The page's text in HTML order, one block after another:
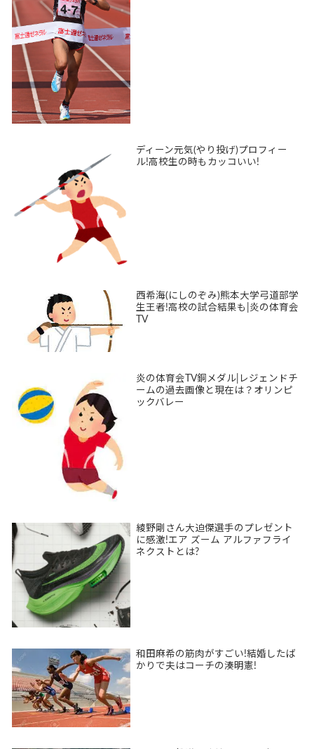
ディーン元気(やり投げ)プロフィー
ル!高校生の時もカッコいい!
西希海(にしのぞみ)熊本大学弓道部学
生王者!高校の試合結果も|炎の体育会
TV
炎の体育会TV銅メダル|レジェンドチ
ームの過去画像と現在は？オリンピ
ックバレー
綾野剛さん大迫傑選手のプレゼント
に感激!エア ズーム アルファフライ
ネクストとは?
和田麻希の筋肉がすごい!結婚したば
かりで夫はコーチの湊明憲!